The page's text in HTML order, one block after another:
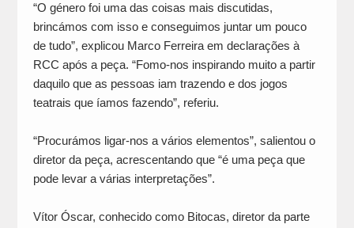
“O género foi uma das coisas mais discutidas,
brincámos com isso e conseguimos juntar um pouco
de tudo”, explicou Marco Ferreira em declarações à
RCC após a peça. “Fomo-nos inspirando muito a partir
daquilo que as pessoas iam trazendo e dos jogos
teatrais que íamos fazendo”, referiu.
“Procurámos ligar-nos a vários elementos”, salientou o
diretor da peça, acrescentando que “é uma peça que
pode levar a várias interpretações”.
Vítor Óscar, conhecido como Bitocas, diretor da parte